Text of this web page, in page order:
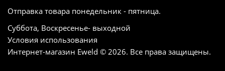
Отправка товара понедельник - пятница.
Суббота, Воскресенье- выходной
Условия использования
Интернет-магазин Eweld © 2026. Все права защищены.